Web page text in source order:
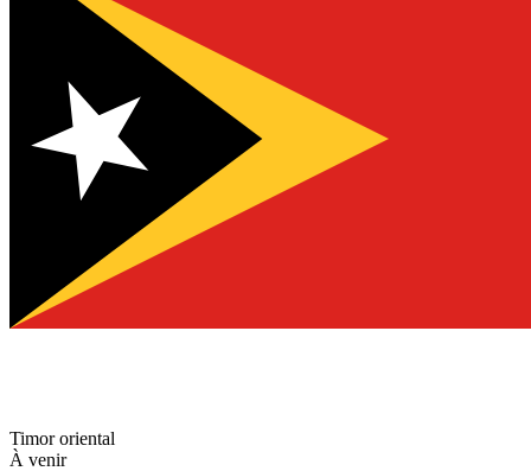
Timor oriental
À venir